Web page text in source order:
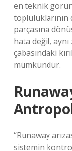
en teknik
topluluklarının
parçasına
hata değil,
çabasındaki
mümkündür.
“Runaway
sistemin